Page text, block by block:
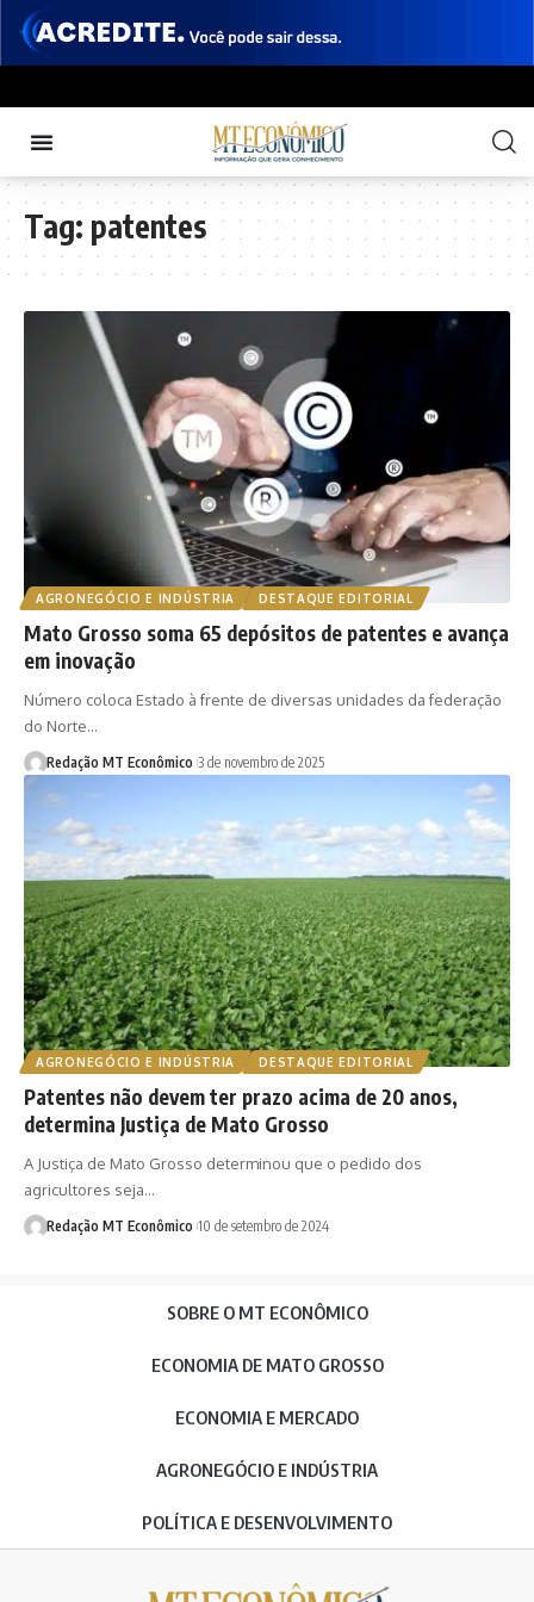
Tag: patentes
AGRONEGÓCIO E INDÚSTRIA DESTAQUE EDITORIAL
Mato Grosso soma 65 depósitos de patentes e avança
em inovação
Número coloca Estado à frente de diversas unidades da federação
do Norte…
Redação MT Econômico 3 de novembro de 2025
AGRONEGÓCIO E INDÚSTRIA DESTAQUE EDITORIAL
Patentes não devem ter prazo acima de 20 anos,
determina Justiça de Mato Grosso
A Justiça de Mato Grosso determinou que o pedido dos
agricultores seja…
Redação MT Econômico 10 de setembro de 2024
SOBRE O MT ECONÔMICO
ECONOMIA DE MATO GROSSO
ECONOMIA E MERCADO
AGRONEGÓCIO E INDÚSTRIA
POLÍTICA E DESENVOLVIMENTO